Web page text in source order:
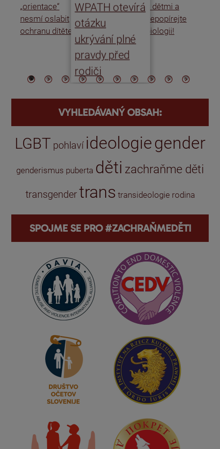
„orientace“
nesmí oslabit
ochranu dítěte
WPATH otevírá
otázku
ukrývání plné
pravdy před
rodiči
s dětmi a
nepopírejte
biologii!
VYHLEDÁVANÝ OBSAH:
LGBT pohlaví ideologiegender
genderismus puberta děti zachraňme děti
transgendertrans transideologie rodina
SPOJME SE PRO #ZACHRAŇMEDĚTI